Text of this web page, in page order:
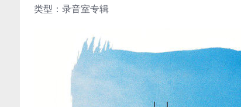
类型：录音室专辑